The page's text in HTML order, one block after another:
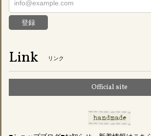
登録
Link リンク
Official site